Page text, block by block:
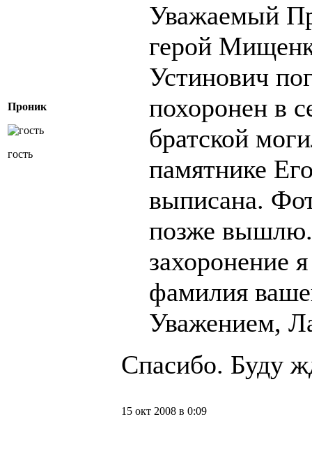
Проник
гость
Уважаемый
герой
Устинович
похоронен в
братской
памятнике
выписана.
позже
захоронение
фамилия
Уважением,
Спасибо. Буду
15 окт 2008 в 0:09